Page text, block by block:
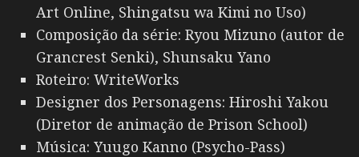
Art Online, Shingatsu wa Kimi no Uso)
Composição da série: Ryou Mizuno (autor de
Grancrest Senki), Shunsaku Yano
Roteiro: WriteWorks
Designer dos Personagens: Hiroshi Yakou
(Diretor de animação de Prison School)
Música: Yuugo Kanno (Psycho-Pass)